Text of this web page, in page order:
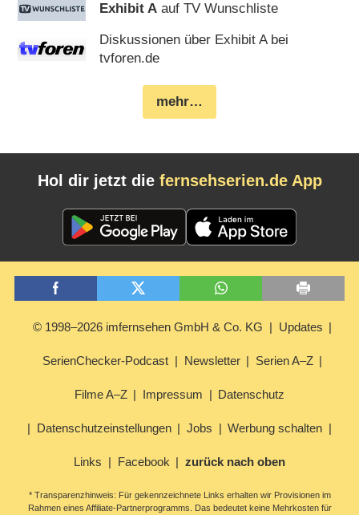
Exhibit A auf TV Wunschliste
Diskussionen über Exhibit A bei
tvforen.de
mehr…
Hol dir jetzt die fernsehserien.de App
© 1998–2026 imfernsehen GmbH & Co. KG Updates
SerienChecker-Podcast Newsletter Serien A–Z
Filme A–Z Impressum Datenschutz
Datenschutzeinstellungen Jobs Werbung schalten
Links Facebook zurück nach oben
* Transparenzhinweis: Für gekennzeichnete Links erhalten wir Provisionen im
Rahmen eines Affiliate-Partnerprogramms. Das bedeutet keine Mehrkosten für